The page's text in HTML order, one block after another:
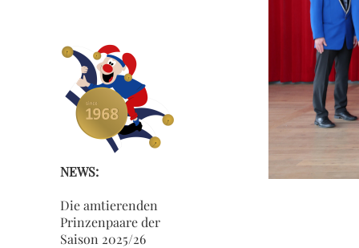
NEWS:
Die amtierenden
Prinzenpaare der
Saison 2025/26